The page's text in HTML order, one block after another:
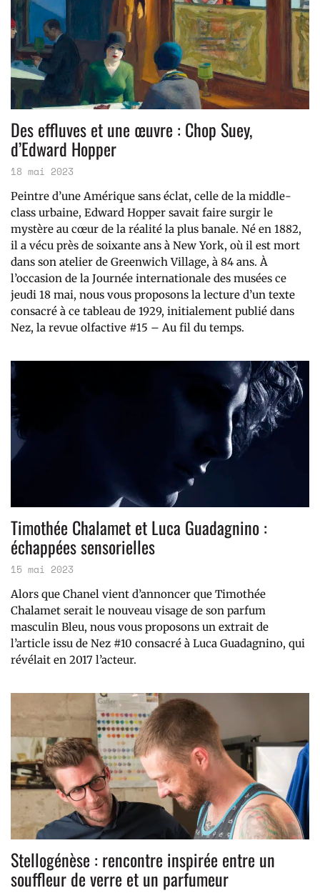
Des effluves et une œuvre : Chop Suey,
d’Edward Hopper
18 mai 2023
Peintre d’une Amérique sans éclat, celle de la middle-
class urbaine, Edward Hopper savait faire surgir le
mystère au cœur de la réalité la plus banale. Né en 1882,
il a vécu près de soixante ans à New York, où il est mort
dans son atelier de Greenwich Village, à 84 ans. À
l’occasion de la Journée internationale des musées ce
jeudi 18 mai, nous vous proposons la lecture d’un texte
consacré à ce tableau de 1929, initialement publié dans
Nez, la revue olfactive #15 – Au fil du temps.
Timothée Chalamet et Luca Guadagnino :
échappées sensorielles
15 mai 2023
Alors que Chanel vient d’annoncer que Timothée
Chalamet serait le nouveau visage de son parfum
masculin Bleu, nous vous proposons un extrait de
l’article issu de Nez #10 consacré à Luca Guadagnino, qui
révélait en 2017 l’acteur.
Stellogénèse : rencontre inspirée entre un
souffleur de verre et un parfumeur